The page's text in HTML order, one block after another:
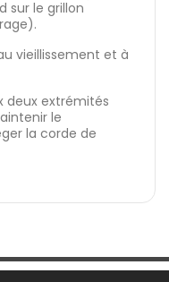
sur le grillon
vieillissement et à
deux extrémités
le
la corde de